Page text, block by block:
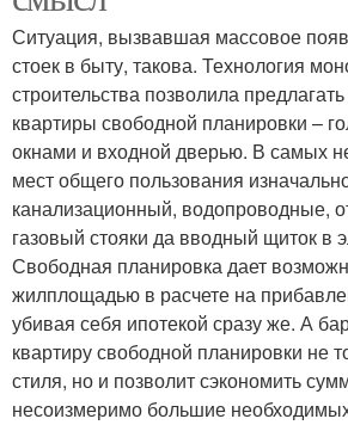
Ситуация, вызвавшая массовое
стоек в быту, такова. Технология
строительства позволила
квартиры свободной планировки –
окнами и входной дверью. В самых
мест общего пользования
канализационный, водопроводные,
газовый стояки да вводный щиток в
Свободная планировка дает
жилплощадью в расчете на
убивая себя ипотекой сразу же. А
квартиру свободной планировки не
стиля, но и позволит сэкономить
несоизмеримо большие